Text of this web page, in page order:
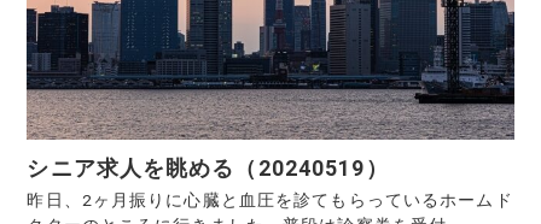
シニア求人を眺める（20240519）
昨日、2ヶ月振りに心臓と血圧を診てもらっているホームド